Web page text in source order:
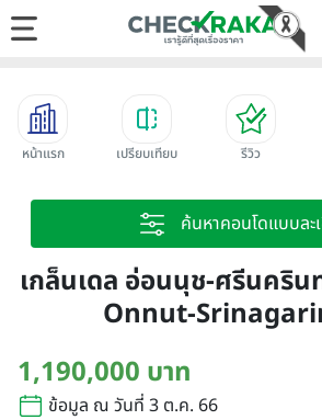
หน้าแรก เปรียบเทียบ รีวิว
ค้นหาคอนโดแบบละ
เกล็นเดล อ่อนนุช-ศรีนคริ
Onnut-
1,190,000 บาท
ข้อมูล ณ วันที่ 3 ต.ค. 66